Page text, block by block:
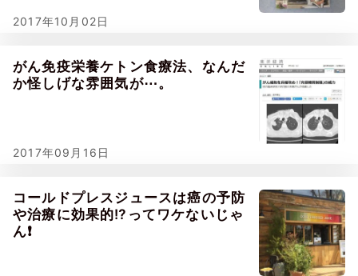
2017年10月02日
がん免疫栄養ケトン食療法、なんだ
か怪しげな雰囲気が⋯。
2017年09月16日
コールドプレスジュースは癌の予防
や治療に効果的⁉ってワケないじゃ
ん❗